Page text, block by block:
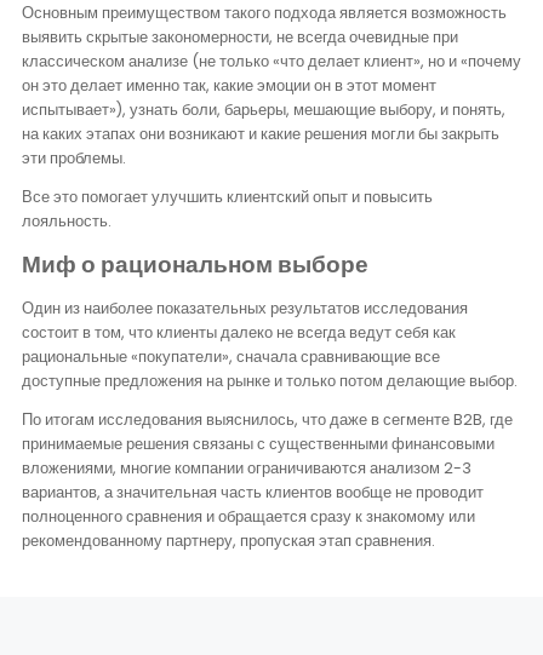
Основным преимуществом такого подхода является возможность
выявить скрытые закономерности, не всегда очевидные при
классическом анализе (не только «что делает клиент», но и «почему
он это делает именно так, какие эмоции он в этот момент
испытывает»), узнать боли, барьеры, мешающие выбору, и понять,
на каких этапах они возникают и какие решения могли бы закрыть
эти проблемы.
Все это помогает улучшить клиентский опыт и повысить
лояльность.
Миф о рациональном выборе
Один из наиболее показательных результатов исследования
состоит в том, что клиенты далеко не всегда ведут себя как
рациональные «покупатели», сначала сравнивающие все
доступные предложения на рынке и только потом делающие выбор.
По итогам исследования выяснилось, что даже в сегменте B2B, где
принимаемые решения связаны с существенными финансовыми
вложениями, многие компании ограничиваются анализом 2-3
вариантов, а значительная часть клиентов вообще не проводит
полноценного сравнения и обращается сразу к знакомому или
рекомендованному партнеру, пропуская этап сравнения.